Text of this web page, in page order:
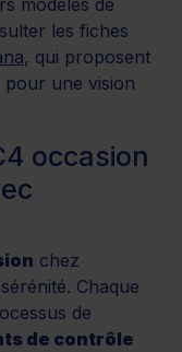
modèles de
les fiches
, qui proposent
pour une vision
occasion
chez
Chaque
de
de contrôle